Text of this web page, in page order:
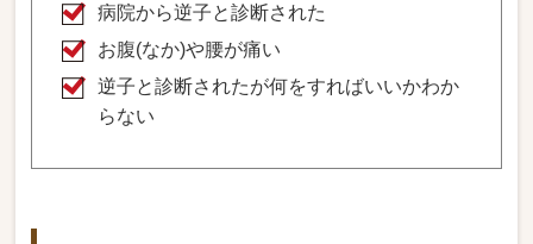
病院から逆子と診断された
お腹(なか)や腰が痛い
逆子と診断されたが何をすればいいかわか
らない